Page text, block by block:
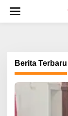
w
Berita Terbaru